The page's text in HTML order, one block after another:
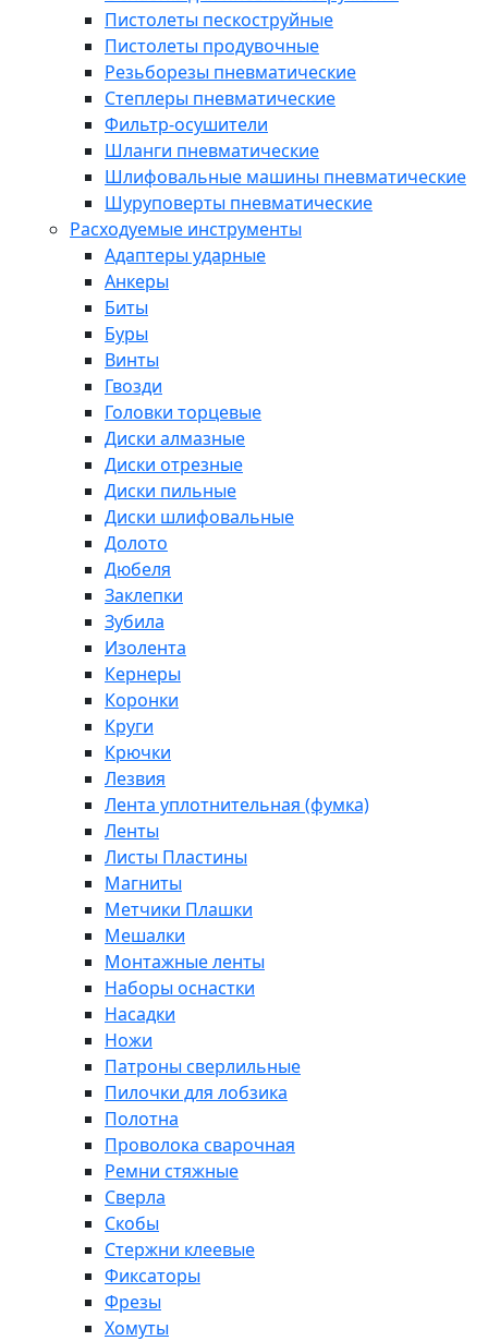
Пистолеты пескоструйные
Пистолеты продувочные
Резьборезы пневматические
Степлеры пневматические
Фильтр-осушители
Шланги пневматические
Шлифовальные машины пневматические
Шуруповерты пневматические
Расходуемые инструменты
Адаптеры ударные
Анкеры
Биты
Буры
Винты
Гвозди
Головки торцевые
Диски алмазные
Диски отрезные
Диски пильные
Диски шлифовальные
Долото
Дюбеля
Заклепки
Зубила
Изолента
Кернеры
Коронки
Круги
Крючки
Лезвия
Лента уплотнительная (фумка)
Ленты
Листы Пластины
Магниты
Метчики Плашки
Мешалки
Монтажные ленты
Наборы оснастки
Насадки
Ножи
Патроны сверлильные
Пилочки для лобзика
Полотна
Проволока сварочная
Ремни стяжные
Сверла
Скобы
Стержни клеевые
Фиксаторы
Фрезы
Хомуты